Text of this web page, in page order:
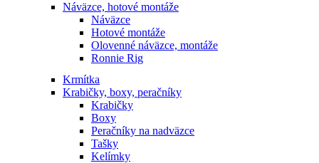
Náväzce, hotové montáže
Náväzce
Hotové montáže
Olovenné náväzce, montáže
Ronnie Rig
Krmítka
Krabičky, boxy, peračníky
Krabičky
Boxy
Peračníky na nadväzce
Tašky
Kelímky